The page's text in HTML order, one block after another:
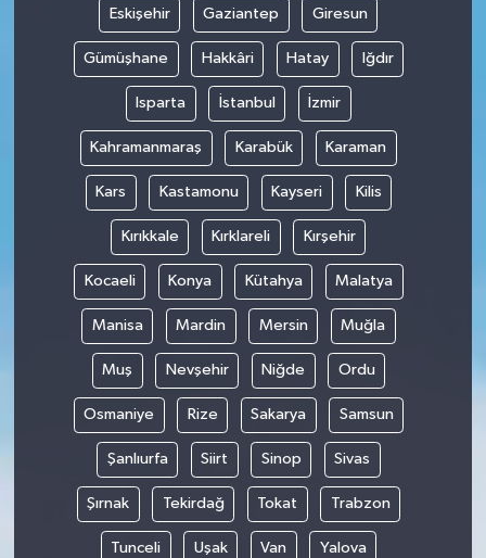
Eskişehir Gaziantep Giresun
Gümüşhane Hakkâri Hatay Iğdır
Isparta İstanbul İzmir
Kahramanmaraş Karabük Karaman
Kars Kastamonu Kayseri Kilis
Kırıkkale Kırklareli Kırşehir
Kocaeli Konya Kütahya Malatya
Manisa Mardin Mersin Muğla
Muş Nevşehir Niğde Ordu
Osmaniye Rize Sakarya Samsun
Şanlıurfa Siirt Sinop Sivas
Şırnak Tekirdağ Tokat Trabzon
Tunceli Uşak Van Yalova